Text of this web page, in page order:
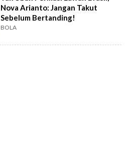
Nova Arianto: Jangan Takut
Sebelum Bertanding!
BOLA